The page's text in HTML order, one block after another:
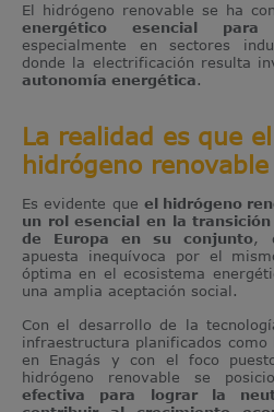
El hidrógeno renovable se ha
energético esencial
especialmente en sectores
donde la electrificación resulta
autonomía energética.
La realidad es que
hidrógeno
Es evidente que el hidrógeno
un rol esencial en la
de Europa en su conjunto,
apuesta inequívoca por el
óptima en el ecosistema
una amplia aceptación social.
Con el desarrollo de la
infraestructura planificados
en Enagás y con el foco
hidrógeno renovable se
efectiva para lograr la